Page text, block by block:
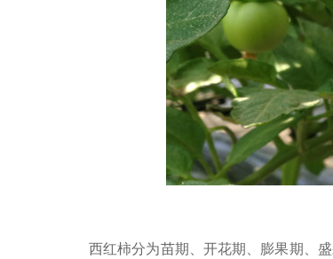
西红柿分为苗期、开花期、膨果期、